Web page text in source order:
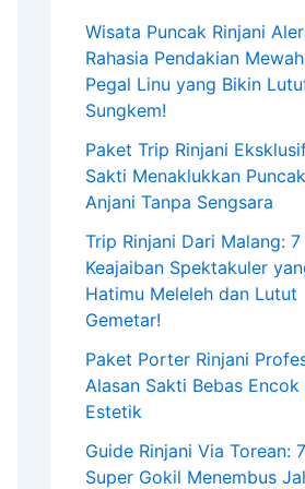
Wisata Puncak Rinjani
Rahasia Pendakian
Pegal Linu yang Bikin
Sungkem!
Paket Trip Rinjani
Sakti Menaklukkan
Anjani Tanpa Sengsara
Trip Rinjani Dari Malang: 7
Keajaiban Spektakuler
Hatimu Meleleh dan Lutut
Gemetar!
Paket Porter Rinjani
Alasan Sakti Bebas Encok
Estetik
Guide Rinjani Via Torean:
Super Gokil Menembus